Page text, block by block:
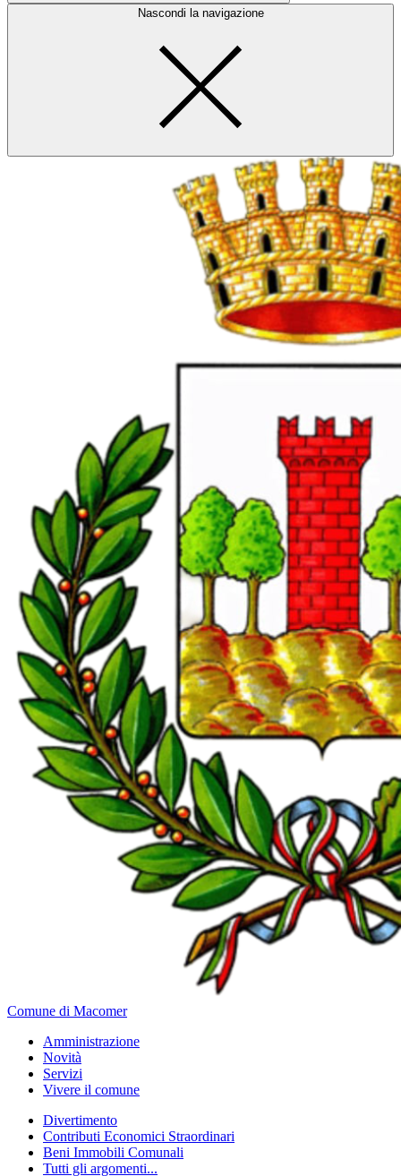
Nascondi la navigazione
Comune di Macomer
Amministrazione
Novità
Servizi
Vivere il comune
Divertimento
Contributi Economici Straordinari
Beni Immobili Comunali
Tutti gli argomenti...